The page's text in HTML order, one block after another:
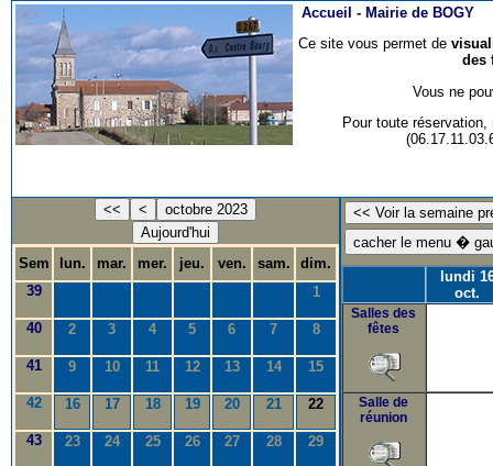
Accueil - Mairie de BOGY
Ce site vous permet de
des
Vous ne
Pour toute
<< <
octobre 2023
Aujourd'hui
Sem
lun. mar. mer. jeu. ven. sam.
dim.
39
1
40 2 3 4 5 6 7 8
41 9 10 11 12 13 14 15
42 16 17 18 19 20 21 22
43 23 24 25 26 27 28 29
lundi
oct.
Salles des
fêtes
Salle de
réunion